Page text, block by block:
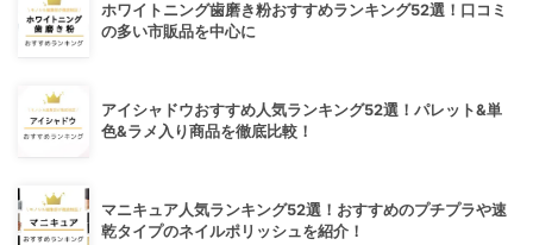
ホワイトニング歯磨き粉おすすめランキング52選！口コミ
の多い市販品を中心に
アイシャドウおすすめ人気ランキング52選！パレット&単
色&ラメ入り商品を徹底比較！
マニキュア人気ランキング52選！おすすめのプチプラや速
乾タイプのネイルポリッシュを紹介！